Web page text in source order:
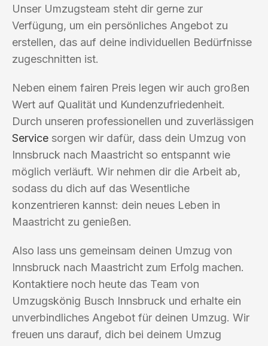
Unser Umzugsteam steht dir gerne zur
Verfügung, um ein persönliches Angebot zu
erstellen, das auf deine individuellen Bedürfnisse
zugeschnitten ist.
Neben einem fairen Preis legen wir auch großen
Wert auf Qualität und Kundenzufriedenheit.
Durch unseren professionellen und zuverlässigen
Service sorgen wir dafür, dass dein Umzug von
Innsbruck nach Maastricht so entspannt wie
möglich verläuft. Wir nehmen dir die Arbeit ab,
sodass du dich auf das Wesentliche
konzentrieren kannst: dein neues Leben in
Maastricht zu genießen.
Also lass uns gemeinsam deinen Umzug von
Innsbruck nach Maastricht zum Erfolg machen.
Kontaktiere noch heute das Team von
Umzugskönig Busch Innsbruck und erhalte ein
unverbindliches Angebot für deinen Umzug. Wir
freuen uns darauf, dich bei deinem Umzug